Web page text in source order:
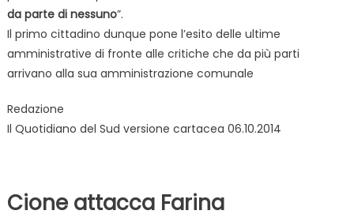
da parte di nessuno”.
Il primo cittadino dunque pone l’esito delle ultime
amministrative di fronte alle critiche che da più parti
arrivano alla sua amministrazione comunale
Redazione
Il Quotidiano del Sud versione cartacea 06.10.2014
Cione attacca Farina